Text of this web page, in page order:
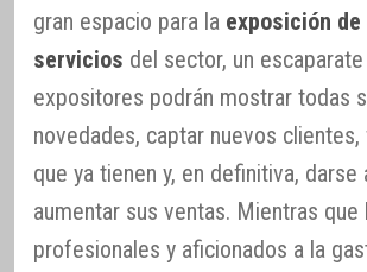
gran espacio para la exposición
servicios del sector, un
expositores podrán mostrar todas
novedades, captar nuevos
que ya tienen y, en definitiva, darse
aumentar sus ventas. Mientras
profesionales y aficionados a la